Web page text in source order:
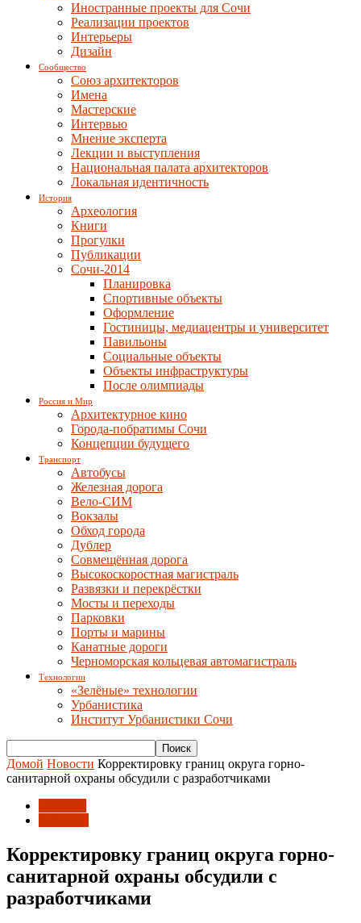
Иностранные проекты для Сочи
Реализации проектов
Интерьеры
Дизайн
Сообщество
Союз архитекторов
Имена
Мастерские
Интервью
Мнение эксперта
Лекции и выступления
Национальная палата архитекторов
Локальная идентичность
История
Археология
Книги
Прогулки
Публикации
Сочи-2014
Планировка
Спортивные объекты
Оформление
Гостиницы, медиацентры и университет
Павильоны
Социальные объекты
Объекты инфраструктуры
После олимпиады
Россия и Мир
Архитектурное кино
Города-побратимы Сочи
Концепции будущего
Транспорт
Автобусы
Железная дорога
Вело-СИМ
Вокзалы
Обход города
Дублер
Совмещённая дорога
Высокоскоростная магистраль
Развязки и перекрёстки
Мосты и переходы
Парковки
Порты и марины
Канатные дороги
Черноморская кольцевая автомагистраль
Технологии
«Зелёные» технологии
Урбанистика
Институт Урбанистики Сочи
Домой Новости Корректировку границ округа горно-
санитарной охраны обсудили с разработчиками
Корректировку границ округа горно-
санитарной охраны обсудили с
разработчиками